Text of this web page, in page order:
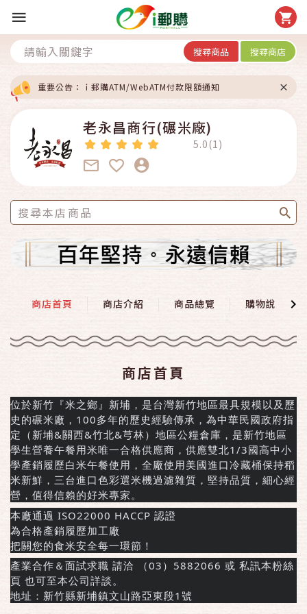
搜尋商品 搜尋商店
重要公告：ｉ郵購ATM/WebATM付款限額通知
老永昌商行(碾米廠)
5.0(1)
商店首頁 商店介紹 商品總覽 購物說明
商店首頁
位於新竹『米之鄉』新埔，是台灣新竹地區最具規模以及歷
史的碾米廠，100多年的歷史經驗傳承，為中華民國政府指
定（新埔&關西&竹北&芎林）地區公糧倉庫，是新竹地區
學生營養午餐用米唯一合格供應商，供應雙北1/3國高中小
學產銷履歷白米午餐使用，全廠使用美國進口冷藏桶保持稻
米新鮮，三台進口色彩選米機過濾雜質，堅持品質，細心經
營，值得信賴的好米專家。
本廠通過 ISO22000 HACCP 認證
為合格產銷履歷加工廠
把關您的食米安全每一環節！
產業合作＆面試求職 請洽 （03）5882066 或 私訊本粉絲
頁 也可至本公司詳談。
地址：新竹縣新埔鎮文山路亞東段1號